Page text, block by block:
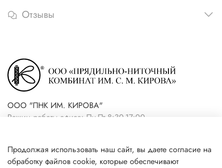
Отзывы
ООО "ПНК ИМ. КИРОВА"
Режим работы офиса: Пн-Пт 8:30-17:00
магазин)
Продолжая использовать наш сайт, вы даете согласие на
обработку файлов cookie, которые обеспечивают